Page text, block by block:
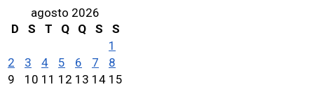
agosto 2026
D
S T Q Q S
S
1
2
3 4 5 6 7
8
9
10 11 12 13 14 15